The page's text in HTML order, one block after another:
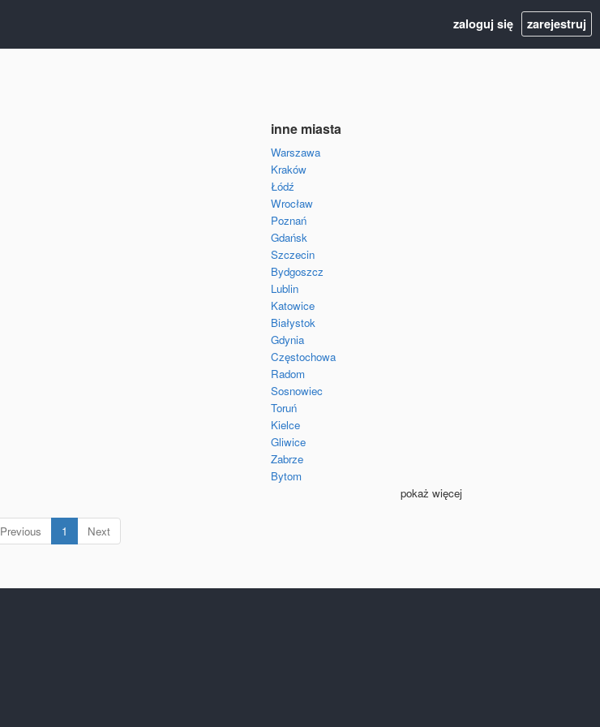
zaloguj się zarejestruj
inne miasta
Warszawa
Kraków
Łódź
Wrocław
Poznań
Gdańsk
Szczecin
Bydgoszcz
Lublin
Katowice
Białystok
Gdynia
Częstochowa
Radom
Sosnowiec
Toruń
Kielce
Gliwice
Zabrze
Bytom
pokaż więcej
Previous 1 (current)
Next